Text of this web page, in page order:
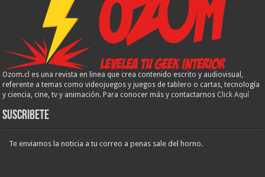
Ozom.cl es una revista en linea que crea contenido escrito y audiovisual,
referente a temas como videojuegos y juegos de tablero o cartas, tecnología
y ciencia, cine, tv y animación. Para conocer más y contactarnos Click Aquí
Suscribete
Te enviamos la noticia a tu correo a penas sale del horno.